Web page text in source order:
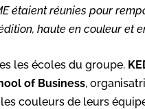
étaient réunies pour
haute en couleur et
les écoles du groupe.
of Business,
couleurs de leurs